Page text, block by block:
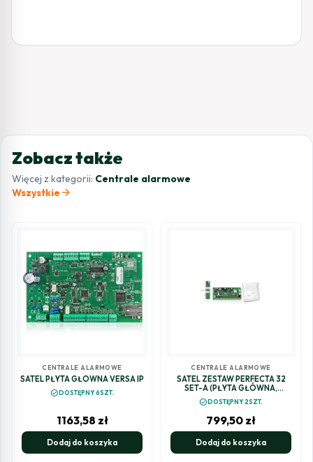
Zobacz także
Więcej z kategorii: Centrale alarmowe
Wszystkie arrow_forward
CENTRALE ALARMOWE
SATEL PŁYTA GŁÓWNA VERSA IP
check_circleDOSTĘPNY 6SZT.
1163,58 zł
Dodaj do koszyka
CENTRALE ALARMOWE
SATEL ZESTAW PERFECTA 32
SET-A (PŁYTA GŁÓWNA,
ANTENA, OBUDOWA)
check_circleDOSTĘPNY 2SZT.
799,50 zł
Dodaj do koszyka